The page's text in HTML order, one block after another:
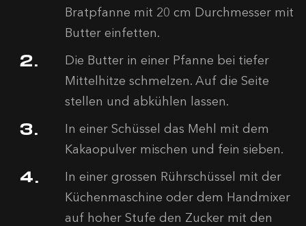
Bratpfanne mit 20 cm Durchmesser mit
Butter einfetten.
Die Butter in einer Pfanne bei tiefer
Mittelhitze schmelzen. Auf die Seite
stellen und abkühlen lassen.
In einer Schüssel das Mehl mit dem
Kakaopulver mischen und fein sieben.
In einer grossen Rührschüssel mit der
Küchenmaschine oder dem Handmixer
auf hoher Stufe den Zucker mit den